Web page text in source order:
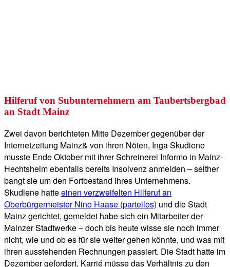
Hilferuf von Subunternehmern am Taubertsbergbad
an Stadt Mainz
Zwei davon berichteten Mitte Dezember gegenüber der
Internetzeitung Mainz& von ihren Nöten, Inga Skudiene
musste Ende Oktober mit ihrer Schreinerei Informo in Mainz-
Hechtsheim ebenfalls bereits Insolvenz anmelden – seither
bangt sie um den Fortbestand ihres Unternehmens.
Skudiene hatteeinen verzweifelten Hilferuf an
Oberbürgermeister Nino Haase (parteilos) und die Stadt
Mainz gerichtet, gemeldet habe sich ein Mitarbeiter der
Mainzer Stadtwerke – doch bis heute wisse sie noch immer
nicht, wie und ob es für sie weiter gehen könnte, und was mit
ihren ausstehenden Rechnungen passiert. Die Stadt hatte im
Dezember gefordert, Karrié müsse das Verhältnis zu den